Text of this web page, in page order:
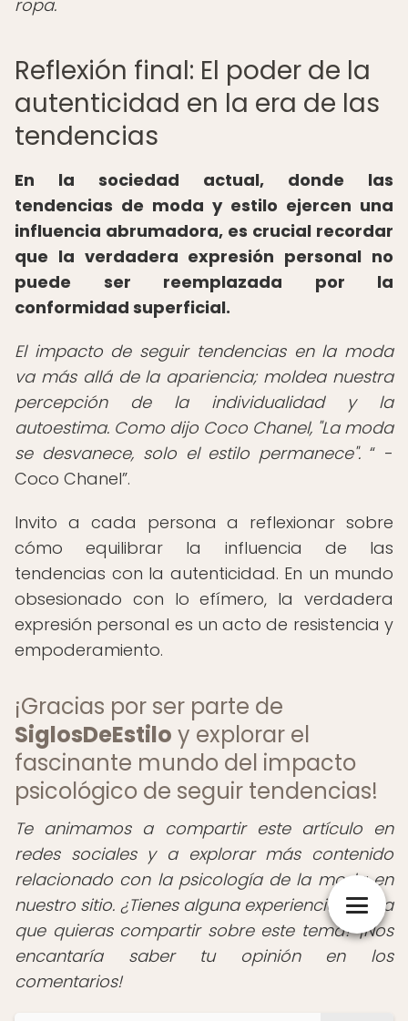
ropa.
Reflexión final: El poder de la
autenticidad en la era de las
tendencias
En la sociedad actual, donde las
tendencias de moda y estilo ejercen una
influencia abrumadora, es crucial recordar
que la verdadera expresión personal no
puede ser reemplazada por la
conformidad superficial.
El impacto de seguir tendencias en la moda
va más allá de la apariencia; moldea nuestra
percepción de la individualidad y la
autoestima. Como dijo Coco Chanel, "La moda
se desvanece, solo el estilo permanece".
-
Coco Chanel .
Invito a cada persona a reflexionar sobre
cómo equilibrar la influencia de las
tendencias con la autenticidad. En un mundo
obsesionado con lo efímero, la verdadera
expresión personal es un acto de resistencia y
empoderamiento.
¡Gracias por ser parte de
SiglosDeEstilo y explorar el
fascinante mundo del impacto
psicológico de seguir tendencias!
Te animamos a compartir este artículo en
redes sociales y a explorar más contenido
relacionado con la psicología de la moda en
nuestro sitio. ¿Tienes alguna experiencia o idea
que quieras compartir sobre este tema? ¡Nos
encantaría saber tu opinión en los
comentarios!